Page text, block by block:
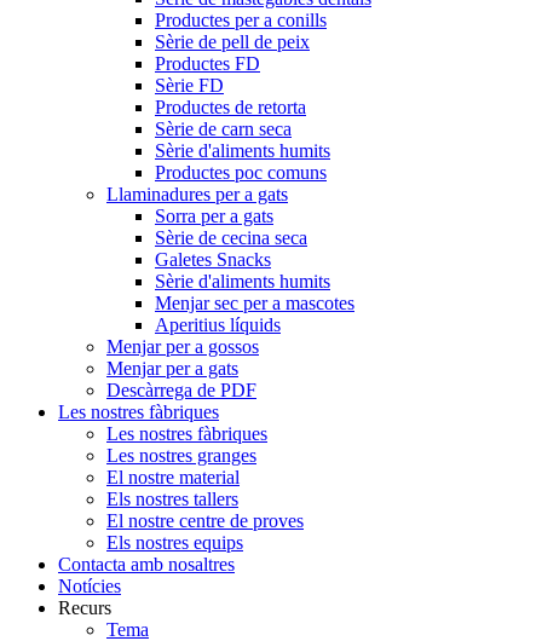
Productes per a conills
Sèrie de pell de peix
Productes FD
Sèrie FD
Productes de retorta
Sèrie de carn seca
Sèrie d'aliments humits
Productes poc comuns
Llaminadures per a gats
Sorra per a gats
Sèrie de cecina seca
Galetes Snacks
Sèrie d'aliments humits
Menjar sec per a mascotes
Aperitius líquids
Menjar per a gossos
Menjar per a gats
Descàrrega de PDF
Les nostres fàbriques
Les nostres fàbriques
Les nostres granges
El nostre material
Els nostres tallers
El nostre centre de proves
Els nostres equips
Contacta amb nosaltres
Notícies
Recurs
Tema